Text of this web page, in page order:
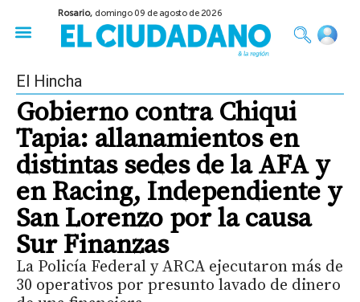
Rosario, domingo 09 de agosto de 2026
El Hincha
Gobierno contra Chiqui
Tapia: allanamientos en
distintas sedes de la AFA y
en Racing, Independiente y
San Lorenzo por la causa
Sur Finanzas
La Policía Federal y ARCA ejecutaron más de
30 operativos por presunto lavado de dinero